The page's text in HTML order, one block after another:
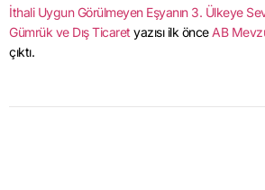
İthali Uygun Görülmeyen Eşyanın 3. Ülkeye
Gümrük ve Dış Ticaret yazısı ilk önce AB
çıktı.